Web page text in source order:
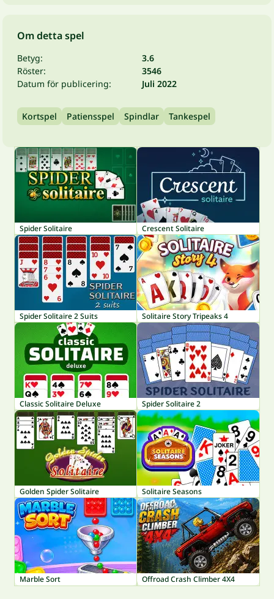
Om detta spel
Betyg:
3.6
Röster:
3546
Datum för publicering:
Juli 2022
Kortspel Patiensspel Spindlar Tankespel
Spider Solitaire Crescent Solitaire
Spider Solitaire 2 Suits Solitaire Story Tripeaks 4
Classic Solitaire Deluxe Spider Solitaire 2
Golden Spider Solitaire Solitaire Seasons
Marble Sort Offroad Crash Climber 4X4